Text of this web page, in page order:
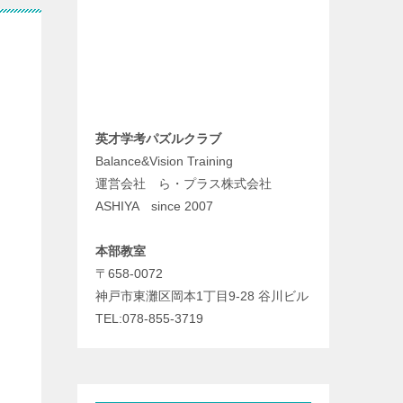
英才学考パズルクラブ
Balance&Vision Training
運営会社 ら・プラス株式会社
ASHIYA since 2007
本部教室
〒658-0072
神戸市東灘区岡本1丁目9-28 谷川ビル
TEL:078-855-3719